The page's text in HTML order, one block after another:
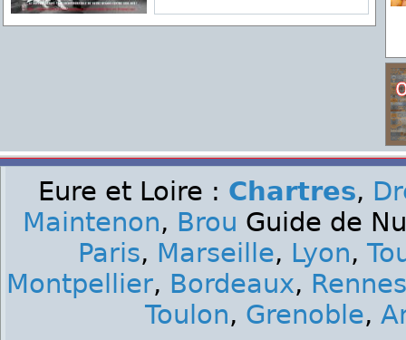
Eure et Loire : Chartres,
Maintenon, Brou Guide de
Paris, Marseille, Lyon,
Montpellier, Bordeaux, Rennes
Toulon, Grenoble,